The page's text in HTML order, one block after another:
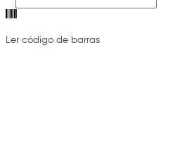
Ler código de barras